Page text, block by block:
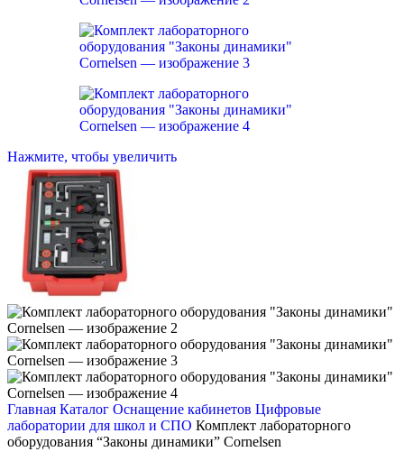
Нажмите, чтобы увеличить
Главная Каталог Оснащение кабинетов Цифровые
лаборатории для школ и СПО Комплект лабораторного
оборудования “Законы динамики” Cornelsen